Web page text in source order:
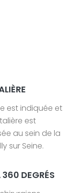
est indiquée et
est
au sein de la
sur Seine.
DEGRÉS